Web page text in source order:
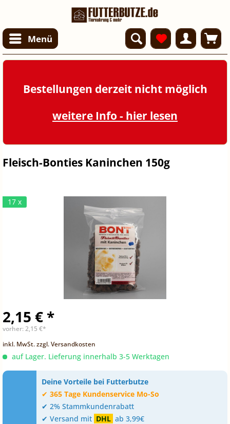
Menü
Bestellungen derzeit nicht möglich
weitere Info - hier lesen
Fleisch-Bonties Kaninchen 150g
17 x
2,15 € *
vorher: 2,15 €*
inkl. MwSt.zzgl. Versandkosten
auf Lager. Lieferung innerhalb 3-5 Werktagen
Deine Vorteile bei Futterbutze
✔ 365 Tage Kundenservice Mo-So
✔ 2% Stammkundenrabatt
✔ Versand mit DHL ab 3,99€